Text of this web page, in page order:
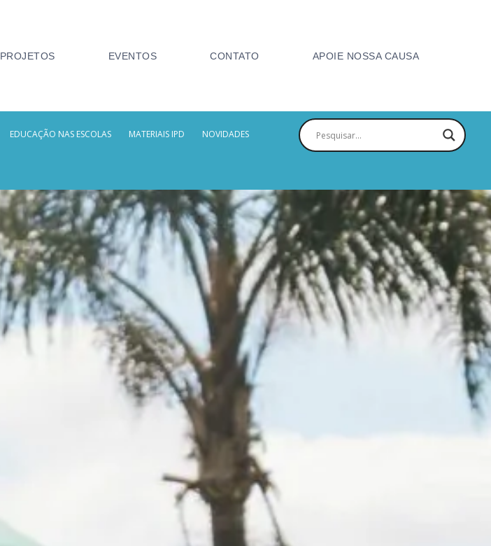
PROJETOS EVENTOS CONTATO APOIE NOSSA CAUSA
EDUCAÇÃO NAS ESCOLAS MATERIAIS IPD NOVIDADES